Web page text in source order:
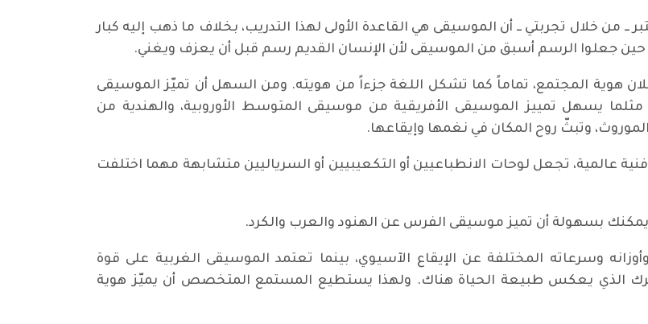
من خلال تجربتي ــ أن الموسيقى هي القاعدة الأولى لهذا التدريب، بخلاف ما ذهب إليه كبار
جعلوا الرسم أسبق من الموسيقى لأن الإنسان القديم رسم قبل أن يعزف ويغني.
هوية المجتمع، تماماً كما تشكل اللغة جزءاً من هويته. ومن السهل أن تميّز الموسيقى
مثلما يسهل تمييز الموسيقى الأفريقية من موسيقى المتوسط الأوروبية، والهندية من
وتبثّ روح المكان في نغمها وإيقاعها.
عالمية، تجعل لوحات الانطباعيين أو التكعيبيين أو السرياليين متشابهة مهما اختلفت
يمكنك بسهولة أن تميز موسيقى الفرس عن الهنود والعرب والكرد.
وسرعاته المختلفة عن الإيقاع الآسيوي، بينما تعتمد الموسيقى الغربية على قوة
الذي يعكس طبيعة الحياة هناك. ولهذا يستطيع المستمع المتخصص أن يميّز هوية